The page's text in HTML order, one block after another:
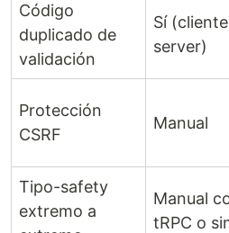
Código
duplicado de
validación
Sí
server)
Protección
CSRF
Manual
Tipo-safety
extremo a
Manual
tRPC o